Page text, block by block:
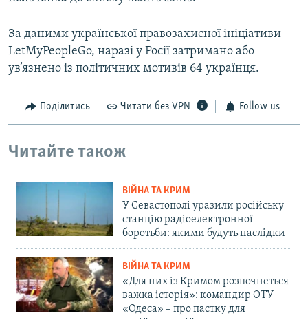
За даними української правозахисної ініціативи
LetMyPeopleGo, наразі у Росії затримано або
ув’язнено із політичних мотивів 64 українця.
Поділитись Читати без VPN Follow us
Читайте також
ВІЙНА ТА КРИМ
У Севастополі уразили російську
станцію радіоелектронної
боротьби: якими будуть наслідки
ВІЙНА ТА КРИМ
«Для них із Кримом розпочнеться
важка історія»: командир ОТУ
«Одеса» – про пастку для